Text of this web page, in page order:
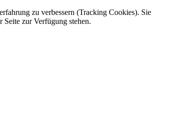
zu verbessern (Tracking Cookies). Sie
Seite zur Verfügung stehen.